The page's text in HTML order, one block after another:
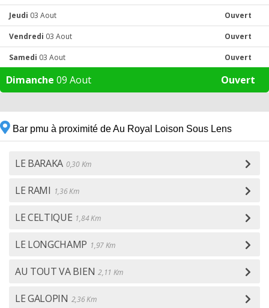
Jeudi 03 Aout Ouvert
Vendredi 03 Aout Ouvert
Samedi 03 Aout Ouvert
Dimanche 09 Aout Ouvert
Bar pmu à proximité de Au Royal Loison Sous Lens
LE BARAKA 0,30 Km
LE RAMI 1,36 Km
LE CELTIQUE 1,84 Km
LE LONGCHAMP 1,97 Km
AU TOUT VA BIEN 2,11 Km
LE GALOPIN 2,36 Km